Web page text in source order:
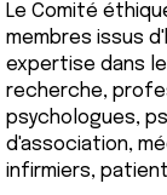
Le Comité
membres issus
expertise dans
recherche,
psychologues,
d'association,
infirmiers,